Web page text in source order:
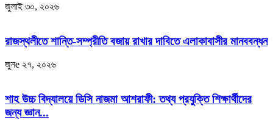
জুলাই ৩০, ২০২৬
রাজস্থলীতে শান্তি-সম্প্রীতি বজায় রাখার দাবিতে এলাকাবাসীর মানববন্ধন
জুনe ২৭, ২০২৬
শাহ উচ্চ বিদ্যালয়ে ডিসি নাজমা আশরাফী: তথ্য প্রযুক্তি শিক্ষার্থীদের
জন্য জ্ঞান...